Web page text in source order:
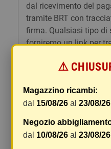
dal ricevimento del
tramite BRT con
firma. Qualsiasi tipo di
forniremo un link per
Le spese di
di gestione sono fissi,
variano a seconda del
spedizione. Vi
vostri articoli in un
⚠️
Magazzino ricambi:
dal 15/08/26 al23/08/26
Negozio
dal 10/08/26 al23/08/26